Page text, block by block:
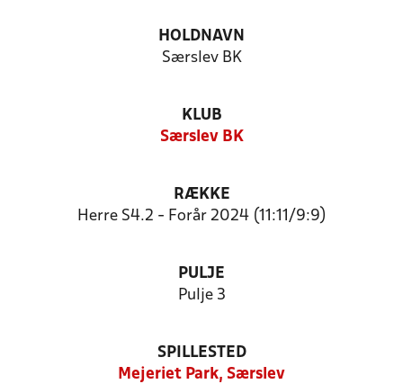
HOLDNAVN
Særslev BK
KLUB
Særslev BK
RÆKKE
Herre S4.2 - Forår 2024 (11:11/9:9)
PULJE
Pulje 3
SPILLESTED
Mejeriet Park, Særslev